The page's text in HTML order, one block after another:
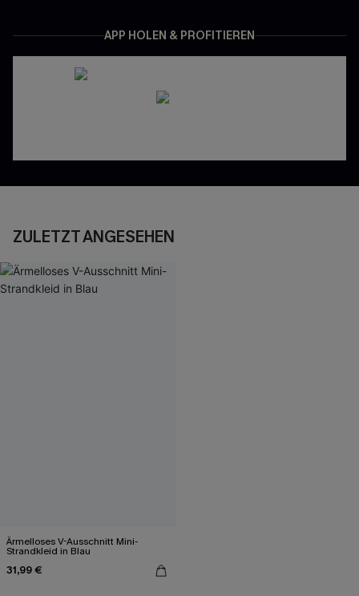
APP HOLEN & PROFITIEREN
ZULETZT ANGESEHEN
Ärmelloses V-Ausschnitt Mini-
Strandkleid in Blau
31,99 €